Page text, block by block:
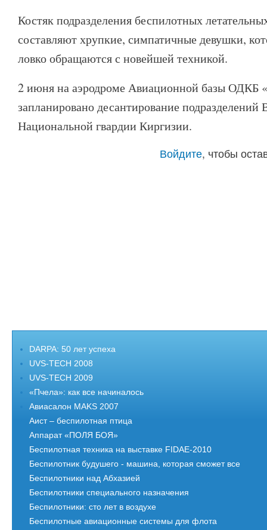
Костяк подразделения беспилотных
составляют хрупкие, симпатичные девушки,
ловко обращаются с новейшей техникой.
2 июня на аэродроме Авиационной базы ОДКБ
запланировано десантирование
Национальной гвардии Киргизии.
Войдите, чтобы
DARPA: 50 лет успеха
UVS-TECH 2008
UVS-TECH 2009
«Пчела»: как все начиналось
Авиасалон MAKS 2007
Аист – беспилотная птица
Аппарат «ПОЛЯ БОЯ»
Беспилотная техника на выставке FIDAE-2010
Беспилотник будушего - машина, которая сможет все
Беспилотники над Абхазией
Беспилотники специального назначения
Беспилотники: сто лет в воздухе
Беспилотные авиационные системы для флота